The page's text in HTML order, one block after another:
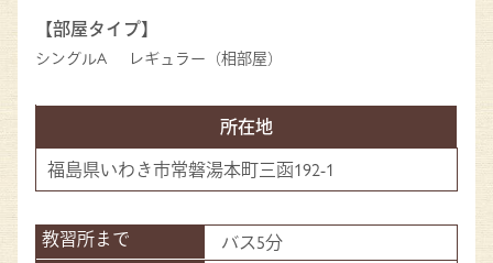
【部屋タイプ】
シングルA レギュラー（相部屋）
所在地
福島県いわき市常磐湯本町三函192-1
バス5分